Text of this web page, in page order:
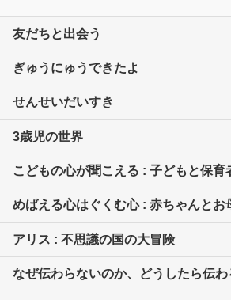
友だちと出会う
ぎゅうにゅうできたよ
せんせいだいすき
3歳児の世界
こどもの心が聞こえる : 子どもと保育
めばえる心はぐくむ心 : 赤ちゃんとお
アリス : 不思議の国の大冒険
なぜ伝わらないのか、どうしたら伝わ